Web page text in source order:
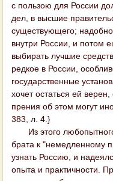
с пользою для России
дел, в высшие
существующего; надобно
внутри России, и потом
выбирать лучшие
редкое в России,
государственные
хочет остаться ей
прения об этом могут
383, л. 4.}
Из этого любопытного
брата к "немедленному
узнать Россию, и
опыта и практичности.